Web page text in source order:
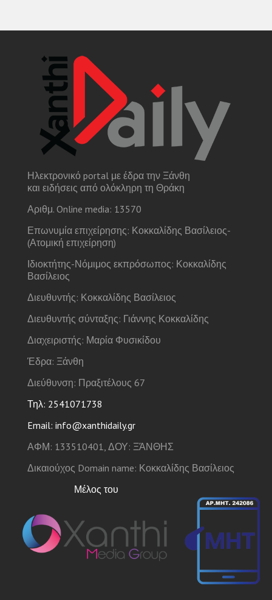
Ηλεκτρονικό portal με έδρα την Ξάνθη
και ειδήσεις από ολόκληρη τη Θράκη
Αριθμ. Online media: 13570
Επωνυμία επιχείρησης: Κοκκαλίδης Βασίλειος-
(Ατομική επιχείρηση)
Ιδιοκτήτης-Νόμιμος εκπρόσωπος: Κοκκαλίδης
Βασίλειος
Διευθυντής: Κοκκαλίδης Βασίλειος
Διευθυντής σύνταξης: Γιάννης Κοκκαλίδης
Διαχειριστής: Μαρία Φυσικίδου
Έδρα: Ξάνθη
Διεύθυνση: Πραξιτέλους 67
Τηλ: 2541071738
Email: info@xanthidaily.gr
ΑΦΜ: 133510401, ΔΟΥ: ΞΆΝΘΗΣ
Δικαιούχος Domain name: Κοκκαλίδης Βασίλειος
Μέλος του